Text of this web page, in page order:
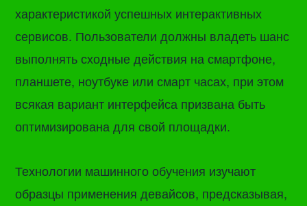
характеристикой успешных интерактивных
сервисов. Пользователи должны владеть шанс
выполнять сходные действия на смартфоне,
планшете, ноутбуке или смарт часах, при этом
всякая вариант интерфейса призвана быть
оптимизирована для свой площадки.
Технологии машинного обучения изучают
образцы применения девайсов, предсказывая,